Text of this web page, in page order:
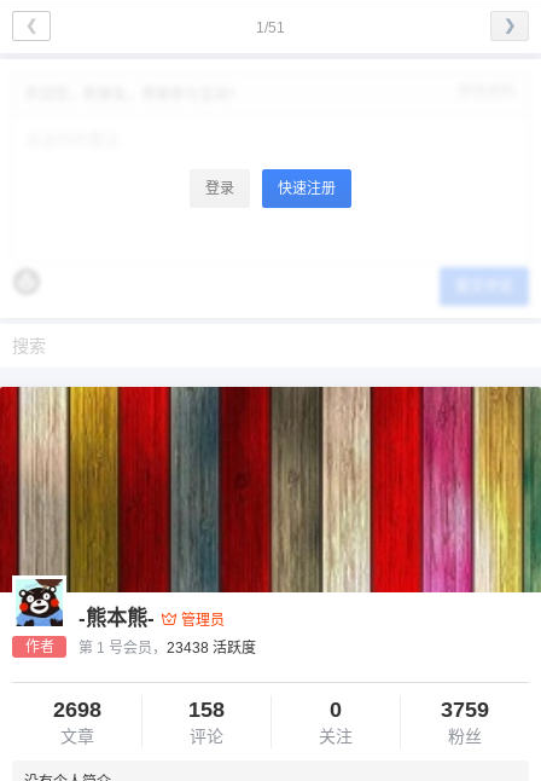
1/51
❮ ❯
登录 快速注册
作者
-熊本熊-
管理员
第 1 号会员， 23438 活跃度
2698
文章
158
评论
0
关注
3759
粉丝